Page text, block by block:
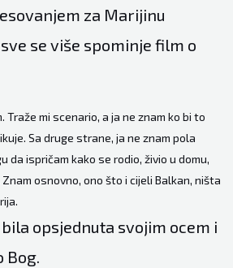
za Marijinu
se više spominje film o
Traže mi scenario, a ja ne znam ko bi to
Sa druge strane, ja ne znam pola
da ispričam kako se rodio, živio u domu,
osnovno, ono što i cijeli Balkan, ništa
opsjednuta svojim ocem i
Bog.